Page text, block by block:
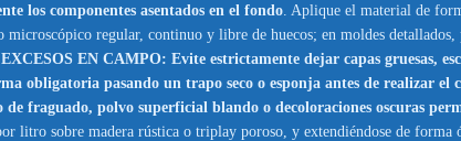
los componentes asentados en el fondo . Aplique el material de
regular, continuo y libre de huecos; en moldes
EN CAMPO: Evite estrictamente dejar capas gruesas,
obligatoria pasando un trapo seco o esponja antes de realizar
fraguado, polvo superficial blando o decoloraciones oscuras
litro sobre madera rústica o triplay poroso, y extendiéndose de